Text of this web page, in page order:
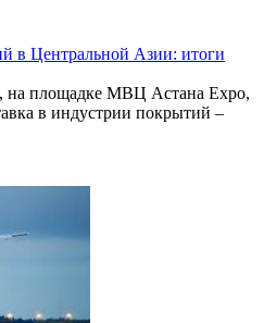
в Центральной Азии: итоги
на площадке МВЦ Астана Expo,
в индустрии покрытий –